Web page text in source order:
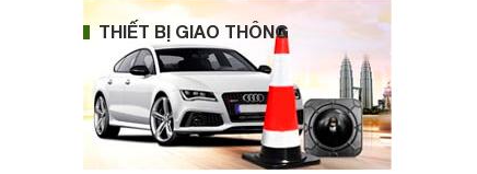
THIẾT BỊ GIAO THÔNG